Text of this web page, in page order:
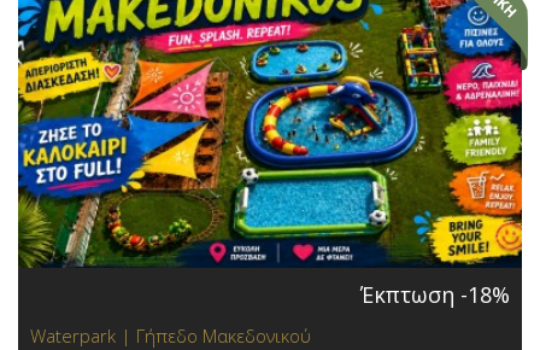
Έκπτωση -18%
Waterpark | Γήπεδο Μακεδονικού